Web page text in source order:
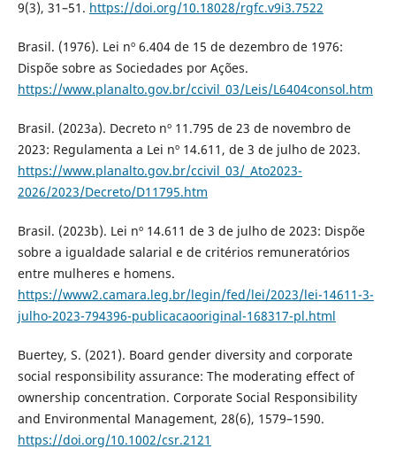
9(3), 31–51. https://doi.org/10.18028/rgfc.v9i3.7522
Brasil. (1976). Lei nº 6.404 de 15 de dezembro de 1976:
Dispõe sobre as Sociedades por Ações.
https://www.planalto.gov.br/ccivil_03/Leis/L6404consol.htm
Brasil. (2023a). Decreto nº 11.795 de 23 de novembro de
2023: Regulamenta a Lei nº 14.611, de 3 de julho de 2023.
https://www.planalto.gov.br/ccivil_03/_Ato2023-
2026/2023/Decreto/D11795.htm
Brasil. (2023b). Lei nº 14.611 de 3 de julho de 2023: Dispõe
sobre a igualdade salarial e de critérios remuneratórios
entre mulheres e homens.
https://www2.camara.leg.br/legin/fed/lei/2023/lei-14611-3-
julho-2023-794396-publicacaooriginal-168317-pl.html
Buertey, S. (2021). Board gender diversity and corporate
social responsibility assurance: The moderating effect of
ownership concentration. Corporate Social Responsibility
and Environmental Management, 28(6), 1579–1590.
https://doi.org/10.1002/csr.2121